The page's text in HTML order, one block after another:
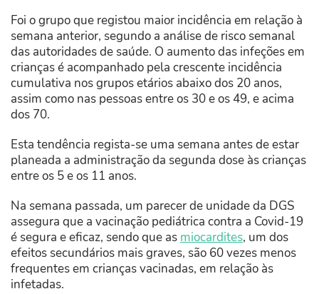
Foi o grupo que registou maior incidência em relação à
semana anterior, segundo a análise de risco semanal
das autoridades de saúde. O aumento das infeções em
crianças é acompanhado pela crescente incidência
cumulativa nos grupos etários abaixo dos 20 anos,
assim como nas pessoas entre os 30 e os 49, e acima
dos 70.
Esta tendência regista-se uma semana antes de estar
planeada a administração da segunda dose às crianças
entre os 5 e os 11 anos.
Na semana passada, um parecer de unidade da DGS
assegura que a vacinação pediátrica contra a Covid-19
é segura e eficaz, sendo que as miocardites, um dos
efeitos secundários mais graves, são 60 vezes menos
frequentes em crianças vacinadas, em relação às
infetadas.